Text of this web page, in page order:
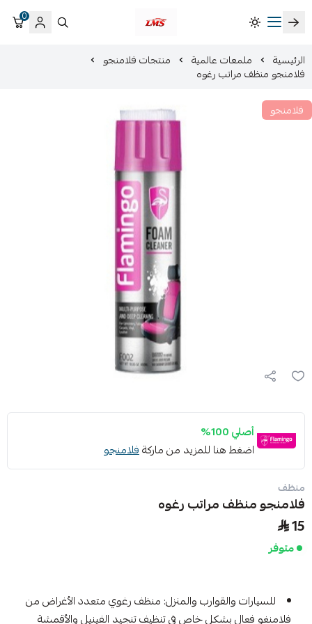
متجر لمسات الشرقية لزينة سيارات LMS
0
الرئيسية ملمعات عالمية منتجات فلامنجو
فلامنجو منظف مراتب رغوه
فلامنجو
أصلي 100%
اضغط هنا للمزيد من ماركةفلامنجو
منظف
فلامنجو منظف مراتب رغوه
15
متوفر
للسيارات والقوارب والمنزل: منظف رغوي متعدد الأغراض من
فلامنغو فعال بشكل خاص في تنظيف تنجيد الفينيل والأقمشة